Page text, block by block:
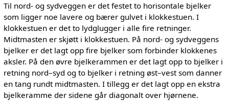
Til nord- og sydveggen er det festet to horisontale bjelker
som ligger noe lavere og bærer gulvet i klokkestuen. I
klokkestuen er det to lydglugger i alle fire retninger.
Midtmasten er skjøtt i klokkestuen. På nord- og sydveggens
bjelker er det lagt opp fire bjelker som forbinder klokkenes
aksler. På den øvre bjelkerammen er det lagt opp to bjelker i
retning nord–syd og to bjelker i retning øst–vest som danner
en tang rundt midtmasten. I tillegg er det lagt opp en ekstra
bjelkeramme der sidene går diagonalt over hjørnene.